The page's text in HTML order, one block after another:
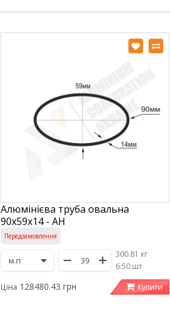
Алюмінієва труба овальна
90х59х14 - АН
Передзамовлення
300.81 кг
/6.50 шт
Ціна 128480.43 грн Купити